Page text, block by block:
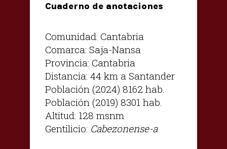
Cuaderno de anotaciones
Comunidad: Cantabria
Comarca: Saja-Nansa
Provincia: Cantabria
Distancia: 44 km a Santander
Población (2024) 8162 hab.
Población (2019) 8301 hab.
Altitud: 128 msnm
Gentilicio: Cabezonense-a